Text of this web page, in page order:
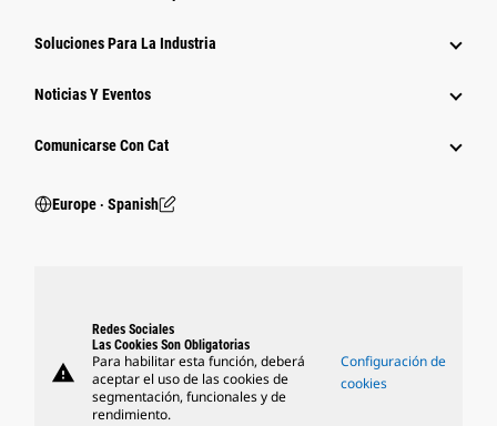
Soluciones Para La Industria
Noticias Y Eventos
Comunicarse Con Cat
Europe ‧ Spanish
warning
Redes Sociales
Las Cookies Son Obligatorias
Para habilitar esta función, deberá
aceptar el uso de las cookies de
segmentación, funcionales y de
rendimiento.
Configuración de
cookies